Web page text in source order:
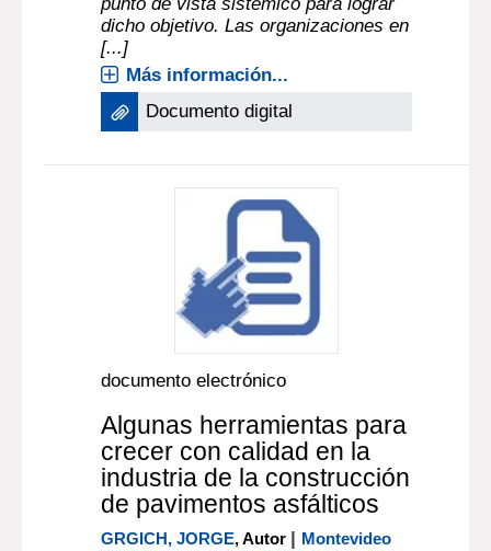
dicho objetivo. Las organizaciones en
[...]
Más información...
Documento digital
documento electrónico
Algunas herramientas para
crecer con calidad en la
industria de la construcción
de pavimentos asfálticos
GRGICH, JORGE, Autor | Montevideo